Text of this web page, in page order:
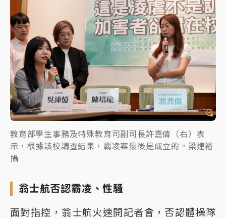
教育部學生事務及特殊教育司副司長許嘉倩（右）表
示，根據該校調查結果，霸凌案最後是成立的。梁建裕
攝
翁士航否認霸凌、性騷
面對指控，翁士航火速開記者會，否認體操隊